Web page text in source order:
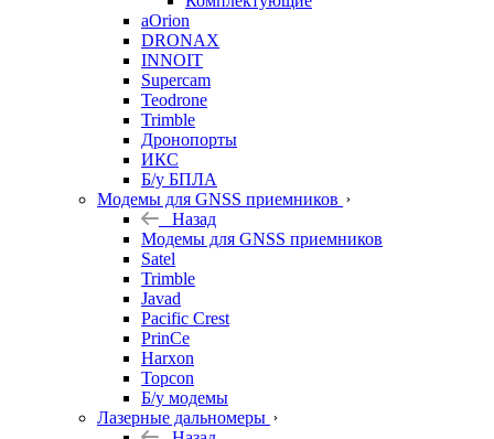
aOrion
DRONAX
INNOIT
Supercam
Teodrone
Trimble
Дронопорты
ИКС
Б/у БПЛА
Модемы для GNSS приемников
Назад
Модемы для GNSS приемников
Satel
Trimble
Javad
Pacific Crest
PrinCe
Harxon
Topcon
Б/у модемы
Лазерные дальномеры